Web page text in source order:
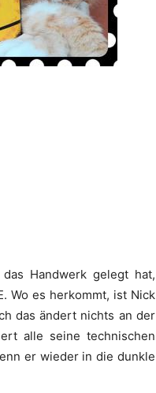
Handwerk gelegt hat,
Wo es herkommt, ist Nick
das ändert nichts an der
alle seine technischen
er wieder in die dunkle